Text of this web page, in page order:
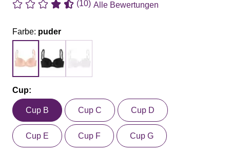
(10) Alle Bewertungen
Farbe: puder
Cup:
Cup B Cup C Cup D
Cup E Cup F Cup G